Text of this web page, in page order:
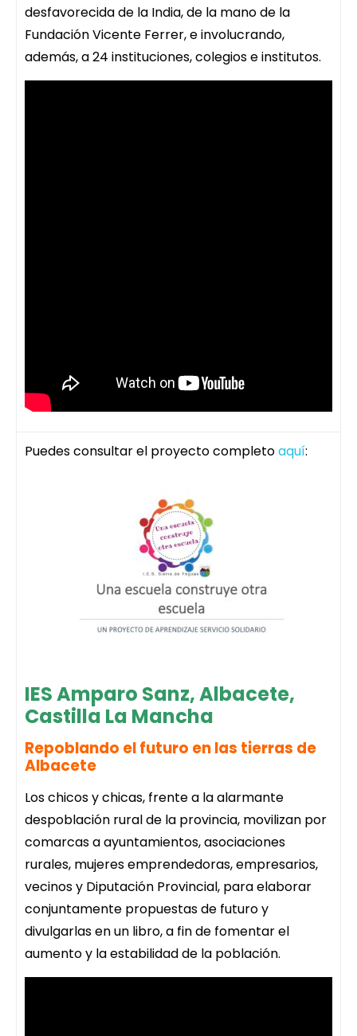
desfavorecida de la India, de la mano de la
Fundación Vicente Ferrer, e involucrando,
además, a 24 instituciones, colegios e institutos.
Puedes consultar el proyecto completoaquí:
IES Amparo Sanz, Albacete,
Castilla La Mancha
Repoblando el futuro en las tierras de
Albacete
Los chicos y chicas, frente a la alarmante
despoblación rural de la provincia, movilizan por
comarcas a ayuntamientos, asociaciones
rurales, mujeres emprendedoras, empresarios,
vecinos y Diputación Provincial, para elaborar
conjuntamente propuestas de futuro y
divulgarlas en un libro, a fin de fomentar el
aumento y la estabilidad de la población.